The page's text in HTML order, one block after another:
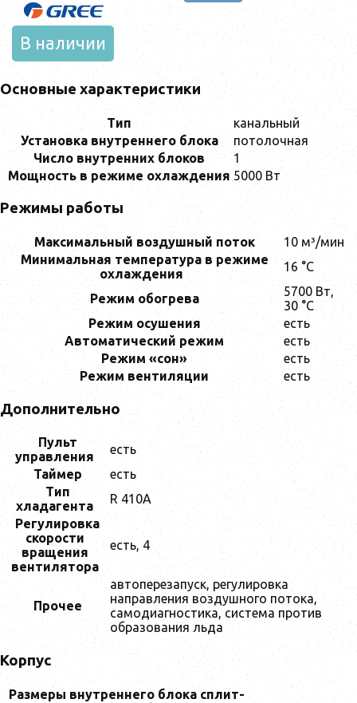
В наличии
Основные характеристики
Тип
канальный
Установка внутреннего блока
потолочная
Число внутренних блоков
1
Мощность в режиме охлаждения 5000 Вт
Режимы работы
Максимальный воздушный поток
10 м³/мин
Минимальная температура в режиме
охлаждения
16 °C
Режим обогрева
5700 Вт,
30 °C
Режим осушения
есть
Автоматический режим
есть
Режим «сон»
есть
Режим вентиляции
есть
Дополнительно
Пульт
управления
есть
Таймер
есть
Тип
хладагента
R 410A
Регулировка
скорости
вращения
вентилятора
есть, 4
Прочее
автоперезапуск, регулировка
направления воздушного потока,
самодиагностика, система против
образования льда
Корпус
Размеры внутреннего блока сплит-